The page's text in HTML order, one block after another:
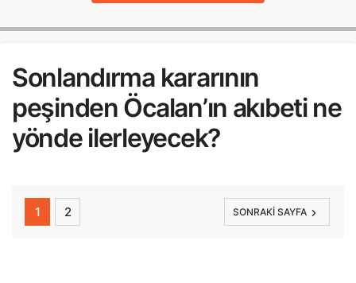
Sonlandırma kararının
peşinden Öcalan’ın akıbeti ne
yönde ilerleyecek?
1 2 SONRAKI SAYFA